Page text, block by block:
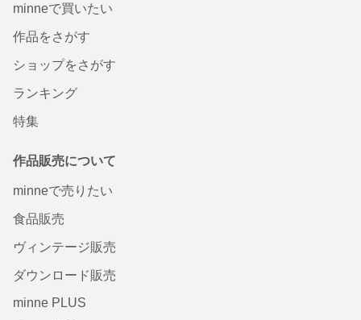
minneで買いたい
作品をさがす
ショップをさがす
ランキング
特集
作品販売について
minneで売りたい
食品販売
ヴィンテージ販売
ダウンロード販売
minne PLUS